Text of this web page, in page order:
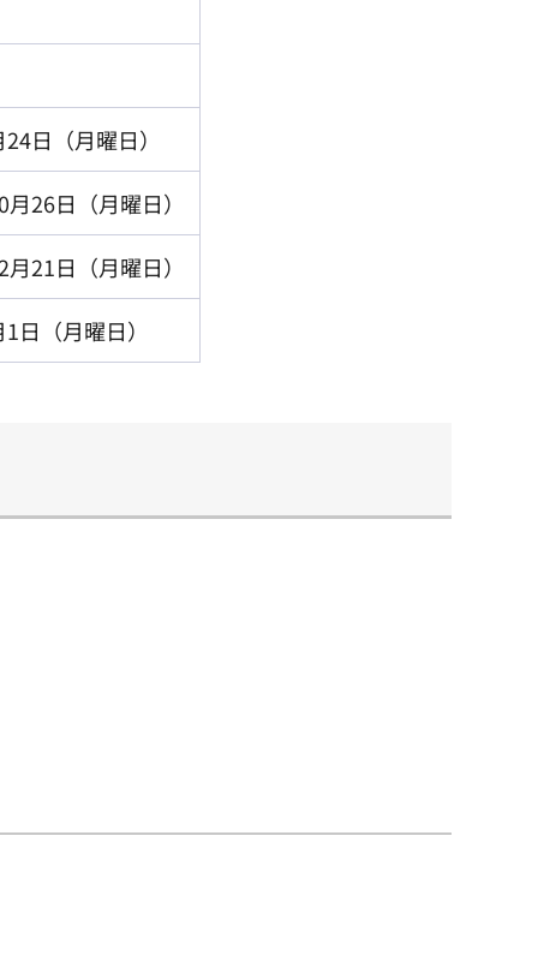
日（月曜日）
26日（月曜日）
21日（月曜日）
日（月曜日）